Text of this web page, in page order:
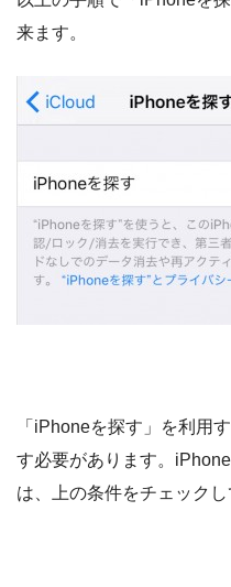
来ます。
「iPhoneを探す」を利用
す必要があります。
は、上の条件をチェックし